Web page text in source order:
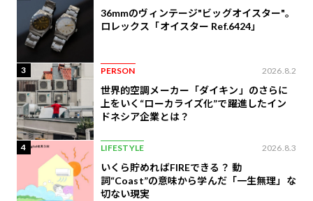
36mmのヴィンテージ"ビッグオイスター"。
ロレックス「オイスター Ref.6424」
3 PERSON 2026.8.2
世界的空調メーカー「ダイキン」のさらに
上をいく“ローカライズ化”で躍進したイン
ドネシア企業とは？
4 LIFESTYLE 2026.8.3
いくら貯めればFIREできる？ 動
詞“Coast”の意味から学んだ「一生無理」な
切ない現実